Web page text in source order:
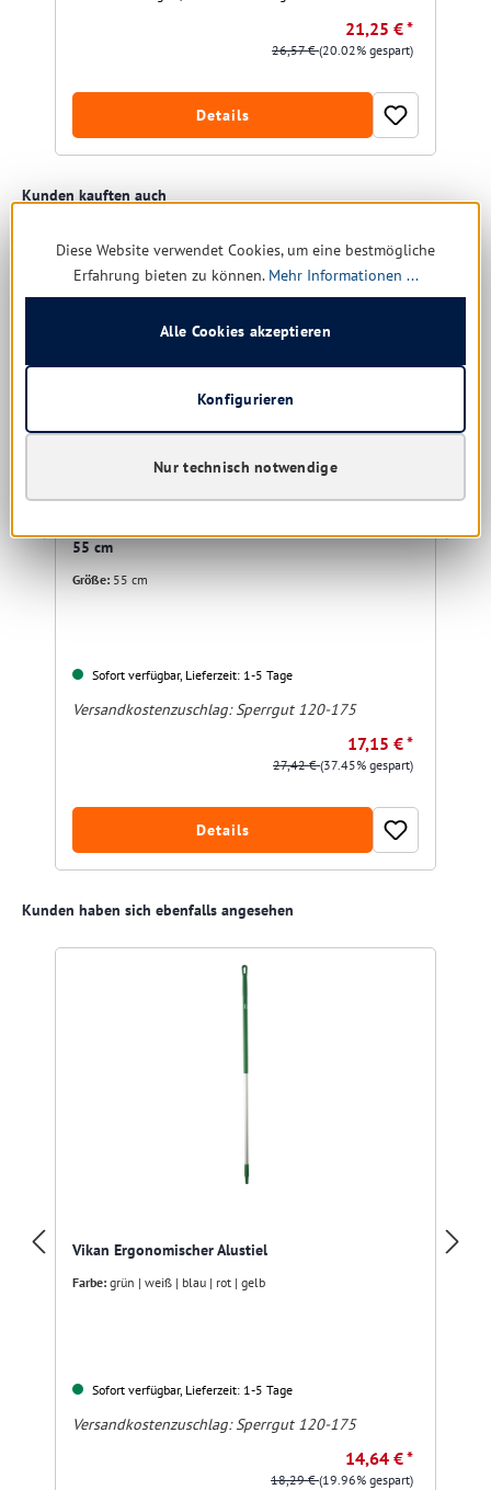
21,25 € *
26,57 €(20.02% gespart)
Details
Produktgalerie überspringen
Kunden kauften auch
Restposten
55 cm
Größe: 55 cm
Sofort verfügbar, Lieferzeit: 1-5 Tage
Versandkostenzuschlag:Sperrgut 120-175
17,15 € *
27,42 €(37.45% gespart)
Details
Produktgalerie überspringen
Kunden haben sich ebenfalls angesehen
Vikan Ergonomischer Alustiel
Farbe: grün | weiß | blau | rot | gelb
Sofort verfügbar, Lieferzeit: 1-5 Tage
Versandkostenzuschlag:Sperrgut 120-175
14,64 € *
18,29 €(19.96% gespart)
Diese Website verwendet Cookies, um eine bestmögliche
Erfahrung bieten zu können. Mehr Informationen ...
Nur technisch notwendige
Konfigurieren
Alle Cookies akzeptieren